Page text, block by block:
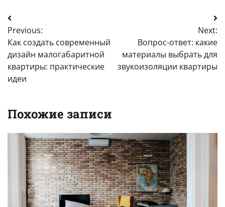
Навигация
по
записям
Previous:
Как создать современный
дизайн малогабаритной
квартиры: практические
идеи
Next:
Вопрос-ответ: какие
материалы выбрать для
звукоизоляции квартиры
Похожие записи